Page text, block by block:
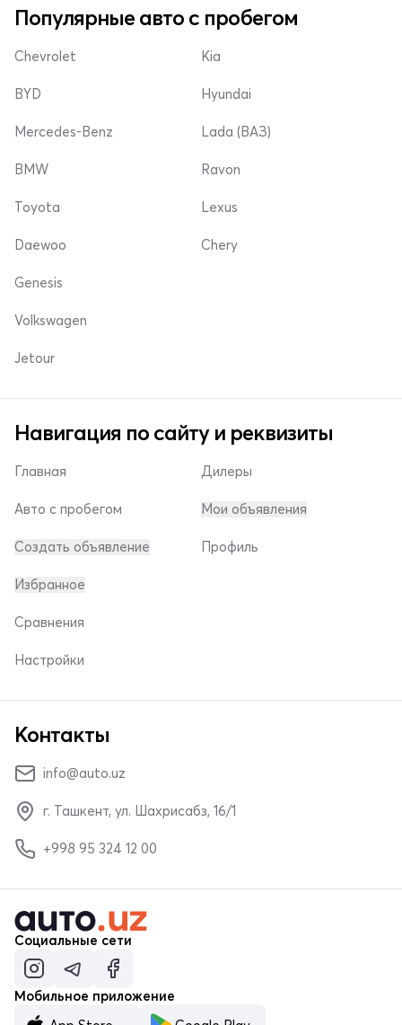
Популярные авто с пробегом
Chevrolet
BYD
Mercedes-Benz
Kia
Hyundai
Lada (ВАЗ)
BMW
Toyota
Daewoo
Ravon
Lexus
Chery
Genesis
Volkswagen
Jetour
Навигация по сайту и реквизиты
Главная
Авто с пробегом
Создать объявление
Дилеры
Мои объявления
Профиль
Избранное
Сравнения
Настройки
Контакты
info@auto.uz
г. Ташкент, ул. Шахрисабз, 16/1
+998 95 324 12 00
Социальные сети
Мобильное приложение